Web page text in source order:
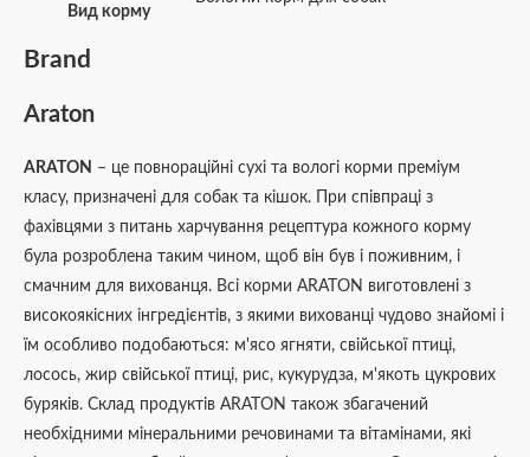
Вид корму
Brand
Araton
ARATON – це повнораційні сухі та вологі корми преміум
класу, призначені для собак та кішок. При співпраці з
фахівцями з питань харчування рецептура кожного корму
була розроблена таким чином, щоб він був і поживним, і
смачним для вихованця. Всі корми ARATON виготовлені з
високоякісних інгредієнтів, з якими вихованці чудово знайомі і
їм особливо подобаються: м'ясо ягняти, свійської птиці,
лосось, жир свійської птиці, рис, кукурудза, м'якоть цукрових
буряків. Склад продуктів ARATON також збагачений
необхідними мінеральними речовинами та вітамінами, які